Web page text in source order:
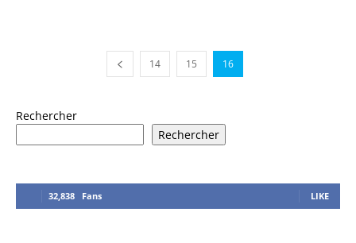
14 15 16
Rechercher
Rechercher
32,838 Fans LIKE